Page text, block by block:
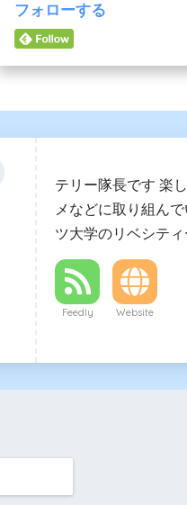
フォローする
テリー隊長です 楽
メなどに取り組ん
ツ大学のリベシテ
Feedly Website